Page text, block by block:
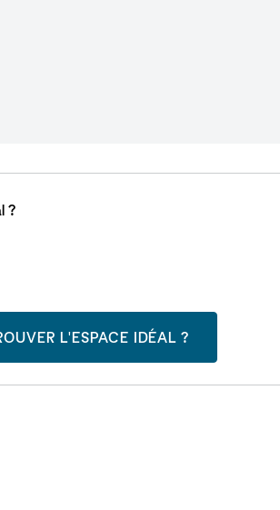
?
L'ESPACE IDÉAL ?